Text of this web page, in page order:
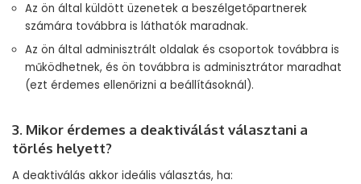
Az ön által küldött üzenetek a beszélgetőpartnerek
számára továbbra is láthatók maradnak.
Az ön által adminisztrált oldalak és csoportok továbbra is
működhetnek, és ön továbbra is adminisztrátor maradhat
(ezt érdemes ellenőrizni a beállításoknál).
3. Mikor érdemes a deaktiválást választani a
törlés helyett?
A deaktiválás akkor ideális választás, ha: